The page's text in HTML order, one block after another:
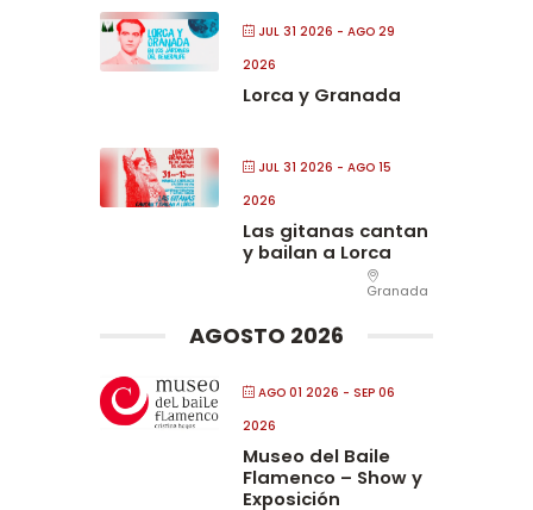
JUL 31 2026 - AGO 29
2026
Lorca y Granada
JUL 31 2026 - AGO 15
2026
Las gitanas cantan
y bailan a Lorca
Granada
AGOSTO 2026
AGO 01 2026 - SEP 06
2026
Museo del Baile
Flamenco – Show y
Exposición